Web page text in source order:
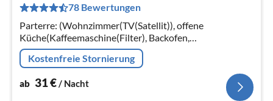
78 Bewertungen
Parterre: (Wohnzimmer(TV(Satellit)), offene
Küche(Kaffeemaschine(Filter), Backofen,
Kühl-/Gefrierkombination), Schlafzimmer(Queen Bed)
Kostenfreie Stornierung
ab 31€/ Nacht